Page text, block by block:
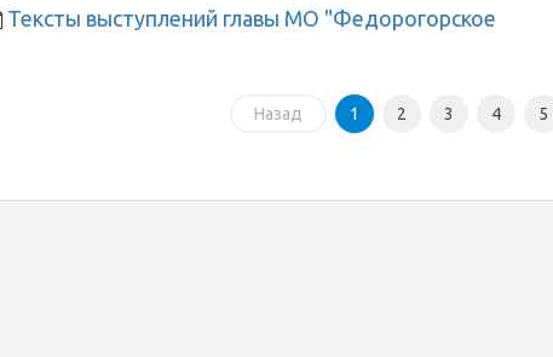
Тексты выступлений главы МО "Федорогорское
Назад 1 2 3 4 5